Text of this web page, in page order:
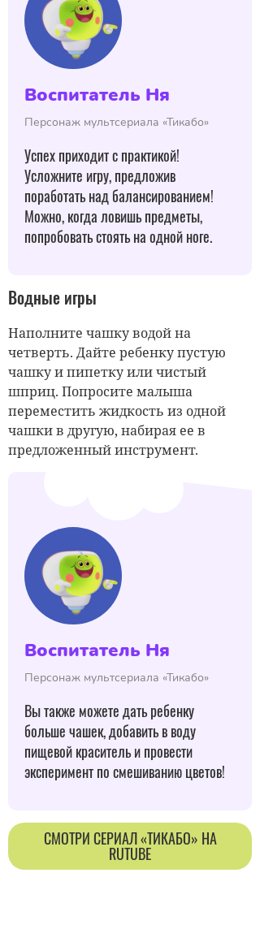
Воспитатель Ня
Персонаж мультсериала «Тикабо»
Успех приходит с практикой!
Усложните игру, предложив
поработать над балансированием!
Можно, когда ловишь предметы,
попробовать стоять на одной ноге.
Водные игры
Наполните чашку водой на
четверть. Дайте ребенку пустую
чашку и пипетку или чистый
шприц. Попросите малыша
переместить жидкость из одной
чашки в другую, набирая ее в
предложенный инструмент.
Воспитатель Ня
Персонаж мультсериала «Тикабо»
Вы также можете дать ребенку
больше чашек, добавить в воду
пищевой краситель и провести
эксперимент по смешиванию цветов!
CМОТРИ СЕРИАЛ «ТИКАБО» НА
RUTUBE